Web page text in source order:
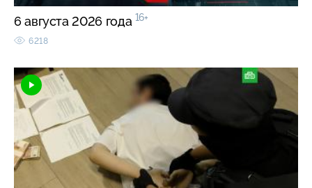
6 августа 2026 года 16+
6218